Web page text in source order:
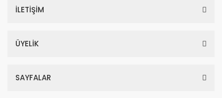
İLETİŞİM
ÜYELİK
SAYFALAR